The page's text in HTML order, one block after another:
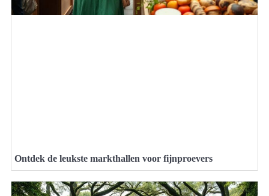
Ontdek de leukste markthallen voor fijnproevers